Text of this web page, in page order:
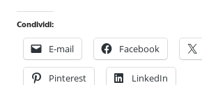
e
nuova
confezione
migliorata
Condividi:
E-mail Facebook
Pinterest LinkedIn